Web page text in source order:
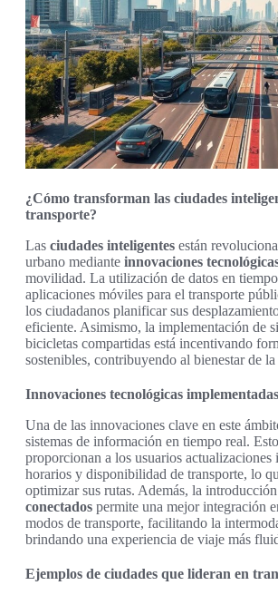
¿Cómo transforman las ciudades
transporte?
Las ciudades inteligentes están
urbano mediante innovaciones
movilidad. La utilización de datos en
aplicaciones móviles para el transporte
los ciudadanos planificar sus
eficiente. Asimismo, la implementación de
bicicletas compartidas está incentivando
sostenibles, contribuyendo al bienestar de
Innovaciones tecnológicas implementadas
Una de las innovaciones clave en este
sistemas de información en tiempo real.
proporcionan a los usuarios actualizaciones
horarios y disponibilidad de transporte, lo
optimizar sus rutas. Además, la
conectados permite una mejor integración
modos de transporte, facilitando la
brindando una experiencia de viaje más
Ejemplos de ciudades que lideran en